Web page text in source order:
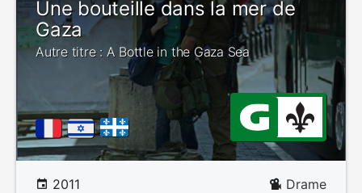
Une bouteille dans la mer de
Gaza
Autre titre : A Bottle in the Gaza Sea
2011 Drame